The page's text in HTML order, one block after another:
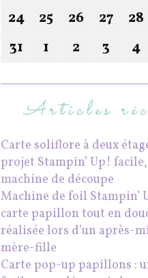
24
25 26 27 28
31
1 2 3 4
Articles
Carte soliflore à deux
projet Stampin’ Up!
machine de découpe
Machine de foil Stampin’
carte papillon tout en
réalisée lors d’un après-
mère-fille
Carte pop-up papillons :